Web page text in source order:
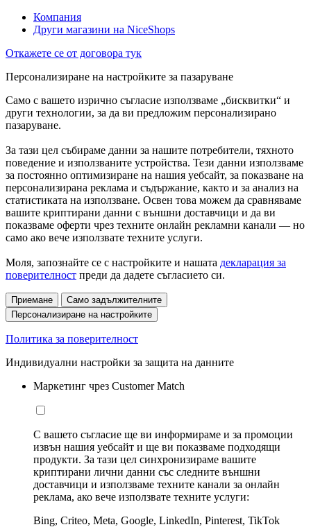
Компания
Други магазини на NiceShops
Откажете се от договора тук
Персонализиране на настройките за пазаруване
Само с вашето изрично съгласие използваме „бисквитки“ и
други технологии, за да ви предложим персонализирано
пазаруване.
За тази цел събираме данни за нашите потребители, тяхното
поведение и използваните устройства. Тези данни използваме
за постоянно оптимизиране на нашия уебсайт, за показване на
персонализирана реклама и съдържание, както и за анализ на
статистиката на използване. Освен това можем да сравняваме
вашите криптирани данни с външни доставчици и да ви
показваме оферти чрез техните онлайн рекламни канали — но
само ако вече използвате техните услуги.
Моля, запознайте се с настройките и нашата декларация за
поверителност преди да дадете съгласието си.
Приемане
Само задължителните
Персонализиране на настройките
Политика за поверителност
Индивидуални настройки за защита на данните
Маркетинг чрез Customer Match
С вашето съгласие ще ви информираме и за промоции
извън нашия уебсайт и ще ви показваме подходящи
продукти. За тази цел синхронизираме вашите
криптирани лични данни със следните външни
доставчици и използваме техните канали за онлайн
реклама, ако вече използвате техните услуги:
Bing, Criteo, Meta, Google, LinkedIn, Pinterest, TikTok